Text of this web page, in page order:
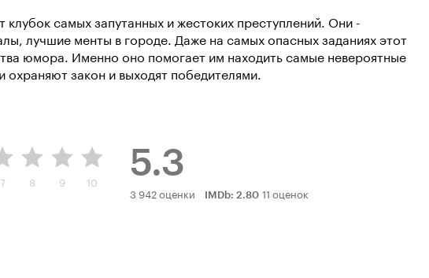
самых запутанных и жестоких преступлений. Они -
лучшие менты в городе. Даже на самых опасных заданиях этот
юмора. Именно оно помогает им находить самые невероятные
закон и выходят победителями.
7 8 9 10
5.3
Рейтинг
3 942 оценки IMDb: 2.80 11 оценок